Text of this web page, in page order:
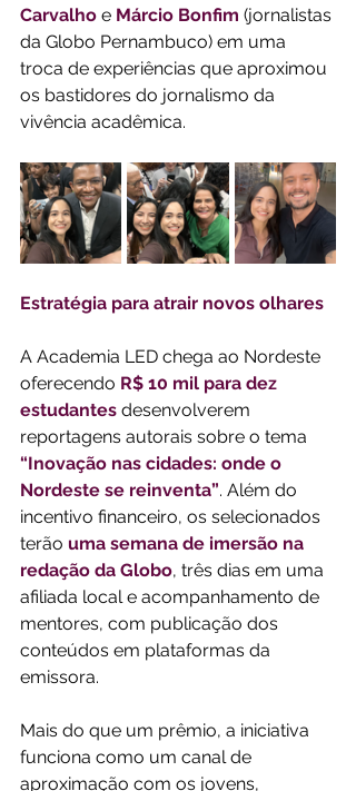
Carvalho e Márcio Bonfim (jornalistas
da Globo Pernambuco) em uma
troca de experiências que aproximou
os bastidores do jornalismo da
vivência acadêmica.
Estratégia para atrair novos olhares
A Academia LED chega ao Nordeste
oferecendo R$ 10 mil para dez
estudantes desenvolverem
reportagens autorais sobre o tema
“Inovação nas cidades: onde o
Nordeste se reinventa”. Além do
incentivo financeiro, os selecionados
terão uma semana de imersão na
redação da Globo, três dias em uma
afiliada local e acompanhamento de
mentores, com publicação dos
conteúdos em plataformas da
emissora.
Mais do que um prêmio, a iniciativa
funciona como um canal de
aproximação com os jovens,